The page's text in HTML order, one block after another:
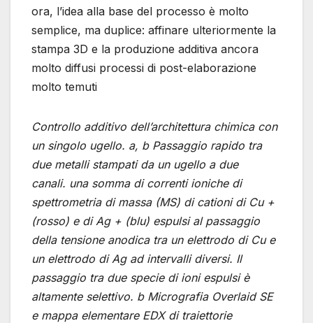
ora, l’idea alla base del processo è molto
semplice, ma duplice: affinare ulteriormente la
stampa 3D e la produzione additiva ancora
molto diffusi processi di post-elaborazione
molto temuti
Controllo additivo dell’architettura chimica con
un singolo ugello. a, b Passaggio rapido tra
due metalli stampati da un ugello a due
canali. una somma di correnti ioniche di
spettrometria di massa (MS) di cationi di Cu +
(rosso) e di Ag + (blu) espulsi al passaggio
della tensione anodica tra un elettrodo di Cu e
un elettrodo di Ag ad intervalli diversi. Il
passaggio tra due specie di ioni espulsi è
altamente selettivo. b Micrografia Overlaid SE
e mappa elementare EDX di traiettorie